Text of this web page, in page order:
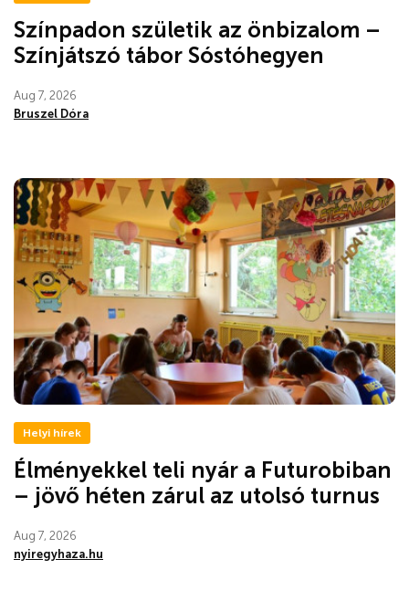
Színpadon születik az önbizalom –
Színjátszó tábor Sóstóhegyen
Aug 7, 2026
Bruszel Dóra
Helyi hírek
Élményekkel teli nyár a Futurobiban
– jövő héten zárul az utolsó turnus
Aug 7, 2026
nyiregyhaza.hu